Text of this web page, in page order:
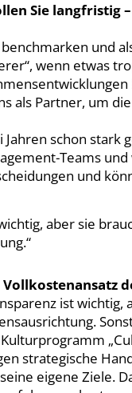
Sie langfristig
und
wenn etwas
als Partner, um
Jahren schon
Teams
und
aber sie
ist wichtig,
strategische
eigene Ziele.